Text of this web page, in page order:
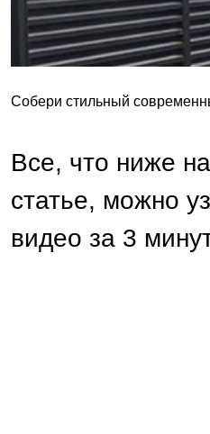
Собери стильный
Все, что ниже
статье, можно
видео за 3